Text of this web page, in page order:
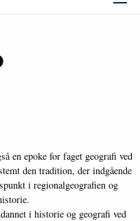
en epoke for faget geografi ved
den tradition, der indgående
i regionalgeografien og
i historie og geografi ved